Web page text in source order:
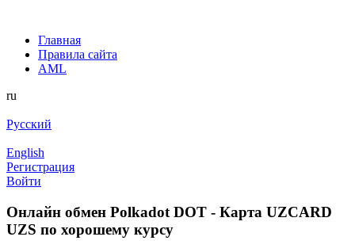
Главная
Правила сайта
AML
ru
Русский
English
Регистрация
Войти
Онлайн обмен Polkadot DOT - Карта UZCARD
UZS по хорошему курсу